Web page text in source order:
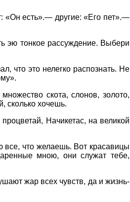
«Он есть».— другие: «Его пет».—
эю тонкое рассуждение. Выбери
что это нелегко распознать. Не
скота, слонов, золото,
сколько хочешь.
Начикетас, на великой
что желаешь. Вот красавицы
мною, они служат тебе,
жар всех чувств, да и жизнь-